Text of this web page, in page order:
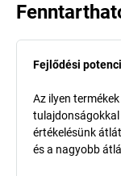
Fejlődési
Az ilyen
értékelésünk
és a nagyobb